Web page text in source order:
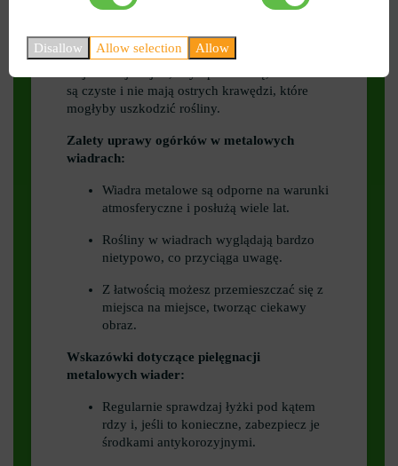
jest ona prawie identyczna z tym, o czym
mówiliśmy w poprzednich dwóch blokach.
są czyste i nie mają ostrych krawędzi, które
mogłyby uszkodzić rośliny.
Zalety uprawy ogórków w metalowych
wiadrach:
Wiadra metalowe są odporne na warunki
atmosferyczne i posłużą wiele lat.
Rośliny w wiadrach wyglądają bardzo
nietypowo, co przyciąga uwagę.
Z łatwością możesz przemieszczać się z
miejsca na miejsce, tworząc ciekawy
obraz.
Wskazówki dotyczące pielęgnacji
metalowych wiader:
Regularnie sprawdzaj łyżki pod kątem
rdzy i, jeśli to konieczne, zabezpiecz je
środkami antykorozyjnymi.
Disallow Allow selection Allow